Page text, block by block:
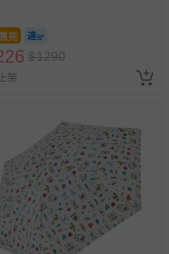
退換貨 & 退款問題
需加收離島運費。廠商
地區、樓層親送等加價
資料內的查詢訂單內，
否完好，若商品遇瑕疵
完
$1290
架